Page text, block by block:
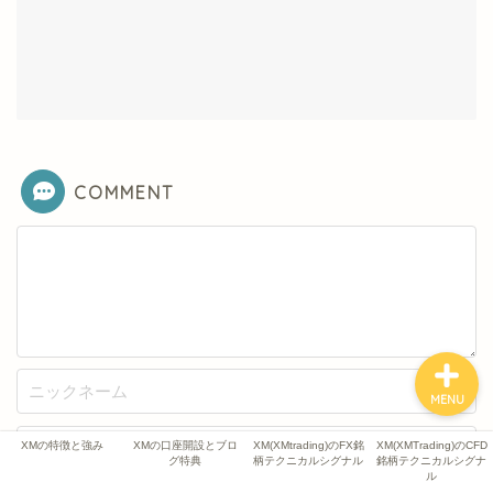
COMMENT
XMの特徴と強み
XMの口座開設とブロ
グ特典
XM(XMtrading)のFX銘
柄テクニカルシグナル
XM(XMTrading)のCFD
銘柄テクニカルシグナ
ル
MENU